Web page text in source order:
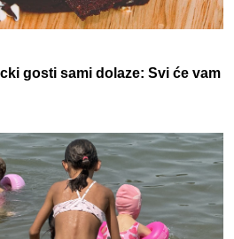
gosti sami dolaze: Svi će vam